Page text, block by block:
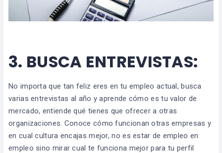
3. BUSCA ENTREVISTAS:
No importa que tan feliz eres en tu empleo actual, busca
varias entrevistas al año y aprende cómo es tu valor de
mercado, entiende qué tienes que ofrecer a otras
organizaciones. Conoce cómo funcionan otras empresas y
en cual cultura encajas mejor, no es estar de empleo en
empleo sino mirar cual te funciona mejor para tu perfil